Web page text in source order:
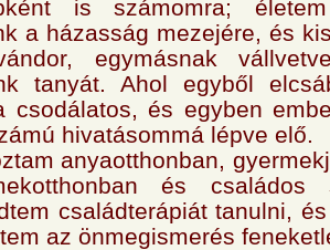
is számomra;
a házasság mezejére, és
egymásnak
tanyát. Ahol egyből
csodálatos, és egyben
hivatásommá lépve elő.
anyaotthonban,
és családos
családterápiát tanulni,
az önmegismerés